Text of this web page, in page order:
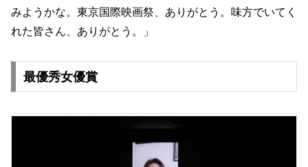
みようかな。東京国際映画祭、 ありがとう。味方でいてく
れた皆さん、ありがとう。」
最優秀女優賞